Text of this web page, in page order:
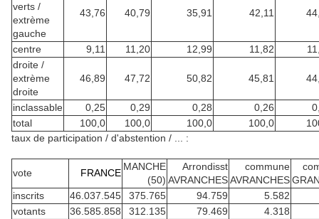
verts /
extrème
gauche
43,76 40,79 35,91 42,11
centre 9,11 11,20 12,99 11,82
droite /
extrème
droite
46,89 47,72 50,82 45,81
inclassable 0,25 0,29 0,28 0,26
total
100,0 100,0 100,0 100,0
taux de participation / d'abstention / ... :
vote FRANCE
MANCHE
(50)
Arrondisst
AVRANCHES
commune
AVRANCHES
inscrits
46.037.545 375.765 94.759
5.582
votants
36.585.858 312.135 79.469
4.318